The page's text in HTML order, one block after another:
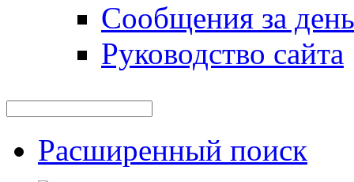
Сообщения за день
Руководство сайта
Расширенный поиск